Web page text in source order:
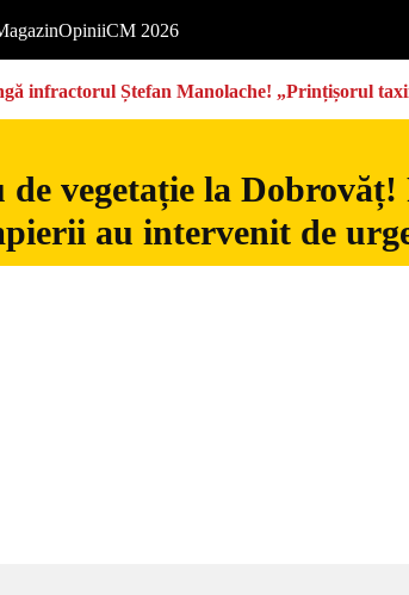
OpiniiCM 2026
infractorul Ștefan Manolache! „Prințișorul
de vegetație la
au intervenit de